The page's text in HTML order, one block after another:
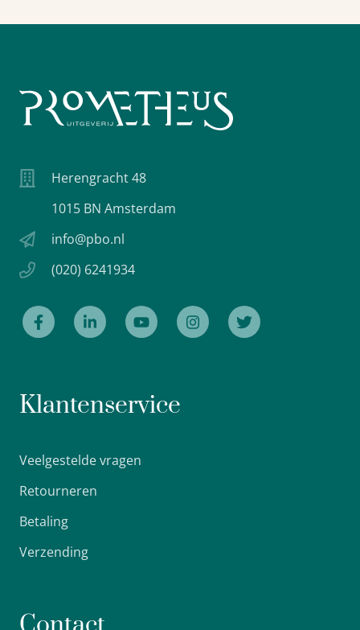
Herengracht 48
1015 BN Amsterdam
info@pbo.nl
(020) 6241934
Klantenservice
Veelgestelde vragen
Retourneren
Betaling
Verzending